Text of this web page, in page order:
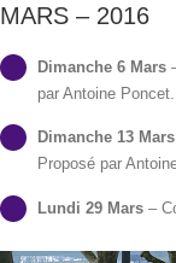
MARS – 2016
Dimanche 6 Mars
par Antoine Poncet.
Dimanche 13 Mars
Proposé par
Lundi 29 Mars –